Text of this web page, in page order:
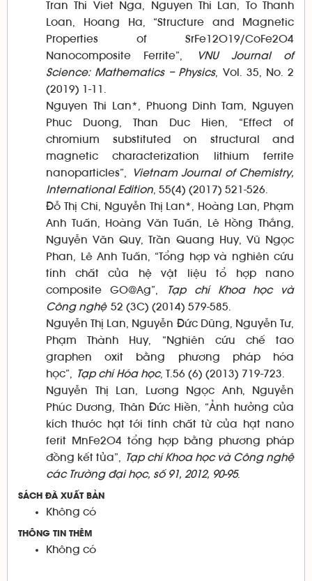
Tran Thi Viet Nga, Nguyen Thi Lan, To Thanh
Loan, Hoang Ha, “Structure and Magnetic
Properties of SrFe12O19/CoFe2O4
Nanocomposite Ferrite”,
VNU Journal of
Science: Mathematics – Physics, Vol. 35, No. 2
(2019) 1-11.
Nguyen Thi Lan*, Phuong Dinh Tam, Nguyen
Phuc Duong, Than Duc Hien, “Effect of
chromium substituted on structural and
magnetic characterization lithium ferrite
nanoparticles”,
Vietnam Journal of Chemistry,
International Edition , 55(4) (2017) 521-526.
Đỗ Thị Chi, Nguyễn Thị Lan*, Hoàng Lan, Phạm
Anh Tuấn, Hoàng Văn Tuấn, Lê Hồng Thắng,
Nguyễn Văn Quy, Trần Quang Huy, Vũ Ngọc
Phan, Lê Anh Tuấn, “Tổng hợp và nghiên cứu
tính chất của hệ vật liệu tổ hợp nano
composite GO@Ag”,
Tạp chí Khoa học và
Công nghệ52 (3C) (2014) 579-585.
Nguyễn Thị Lan, Nguyễn Đức Dũng, Nguyễn Tư,
Phạm Thành Huy, “Nghiên cứu chế tao
graphen oxit bằng phương pháp hóa
học”,
Tạp chí Hóa học, T.56 (6) (2013) 719-723.
Nguyễn Thị Lan, Lương Ngọc Anh, Nguyễn
Phúc Dương, Thân Đức Hiền, “Ảnh hưởng của
kích thước hạt tới tính chất từ của hạt nano
ferit MnFe2O4 tổng hợp bằng phương pháp
đồng kết tủa”,
Tạp chí Khoa học và Công nghệ
các Trường đại học, số 91, 2012, 90-95.
SÁCH ĐÃ XUẤT BẢN
Không có
THÔNG TIN THÊM
Không có